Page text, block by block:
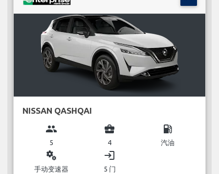
NISSAN QASHQAI
group
5
business_center
4
local_gas_station
汽油
miscellaneous_services
手动变速器
login
5 门